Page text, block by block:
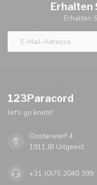
Erhalten
Erhalten
123Paracord
let's go knots!
Oosterwerf 4
1911 JB Uitgeest
+31 (0)75 2040 399